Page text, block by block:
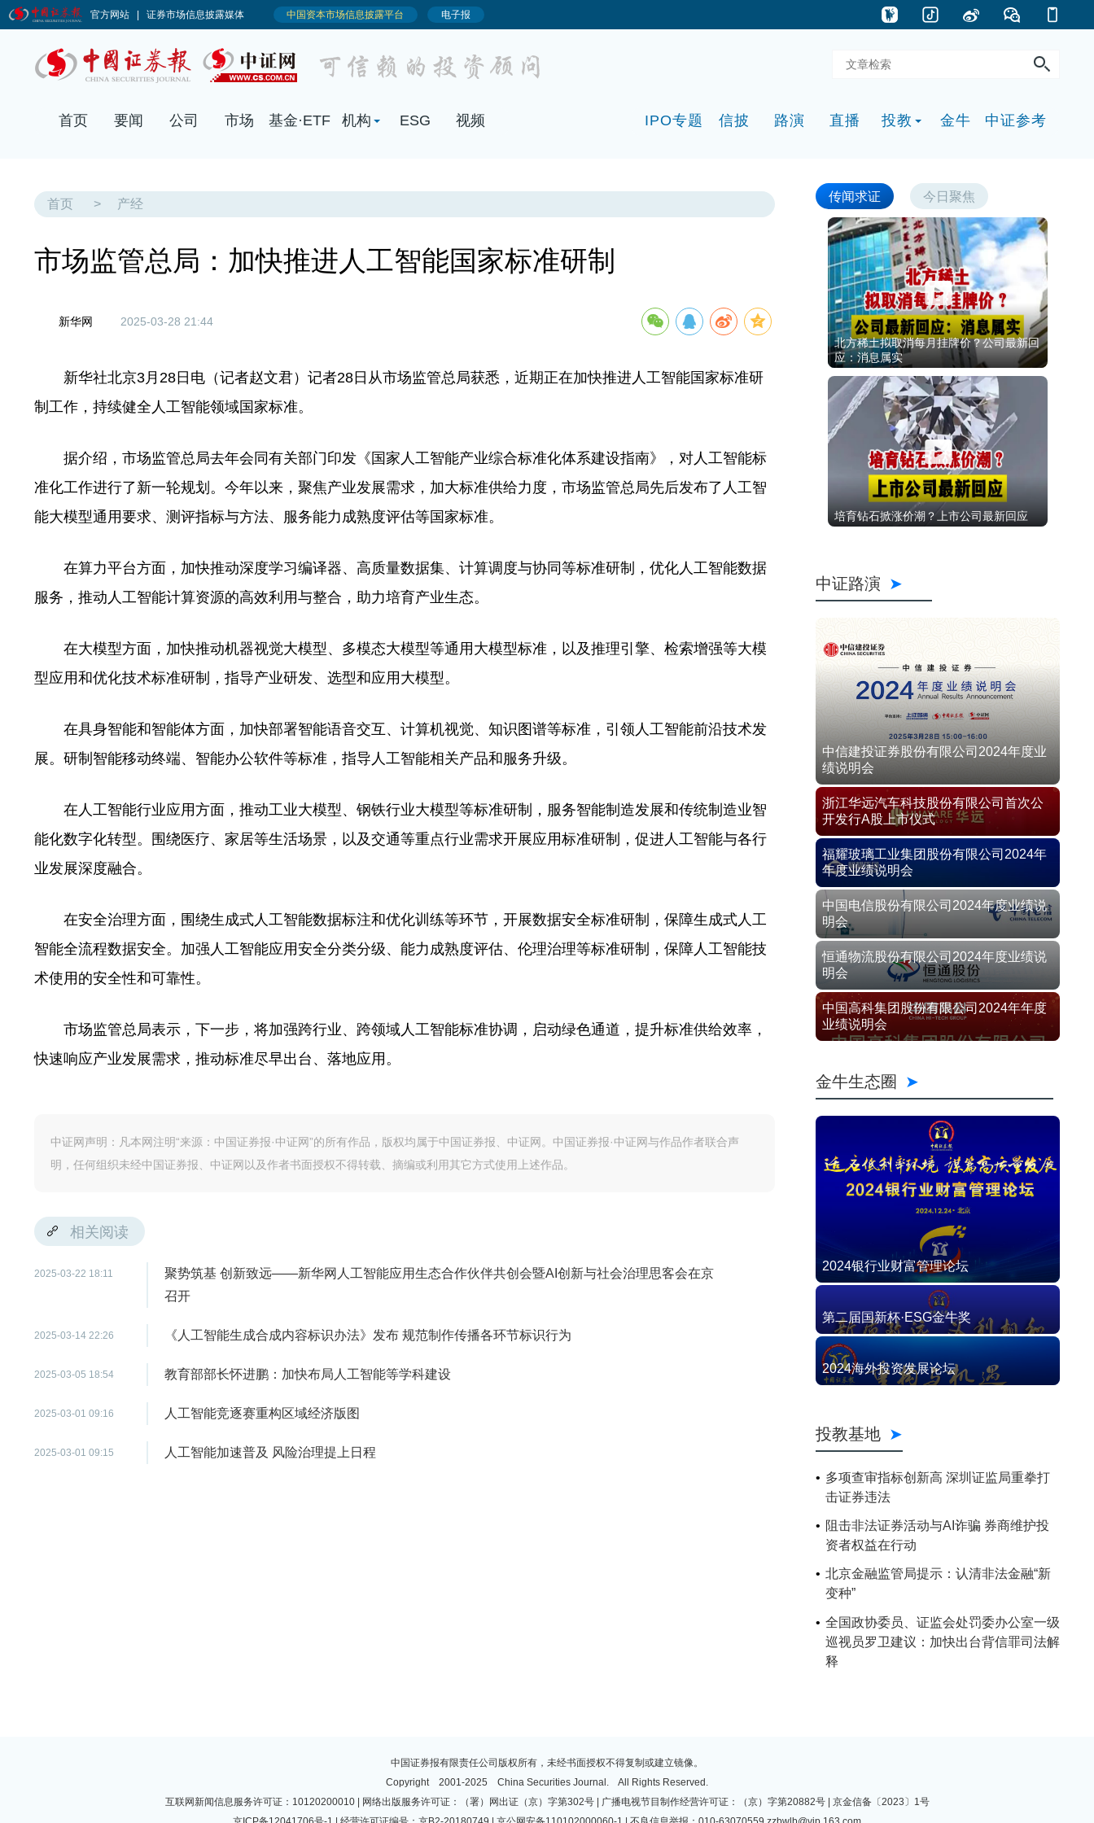
首页 要闻 公司 市场 基金·ETF 机构 ESG 视频 IPO专题 信披 路演 直播 投教 金牛 中证参考
首页 > 产经
市场监管总局：加快推进人工智能国家标准研制
新华网 2025-03-28 21:44
新华社北京3月28日电（记者赵文君）记者28日从市场监管总局获悉，近期正在加快推进人工智能国家标准研
制工作，持续健全人工智能领域国家标准。
据介绍，市场监管总局去年会同有关部门印发《国家人工智能产业综合标准化体系建设指南》，对人工智能标
准化工作进行了新一轮规划。今年以来，聚焦产业发展需求，加大标准供给力度，市场监管总局先后发布了人工智
能大模型通用要求、测评指标与方法、服务能力成熟度评估等国家标准。
在算力平台方面，加快推动深度学习编译器、高质量数据集、计算调度与协同等标准研制，优化人工智能数据
服务，推动人工智能计算资源的高效利用与整合，助力培育产业生态。
在大模型方面，加快推动机器视觉大模型、多模态大模型等通用大模型标准，以及推理引擎、检索增强等大模
型应用和优化技术标准研制，指导产业研发、选型和应用大模型。
在具身智能和智能体方面，加快部署智能语音交互、计算机视觉、知识图谱等标准，引领人工智能前沿技术发
展。研制智能移动终端、智能办公软件等标准，指导人工智能相关产品和服务升级。
在人工智能行业应用方面，推动工业大模型、钢铁行业大模型等标准研制，服务智能制造发展和传统制造业智
能化数字化转型。围绕医疗、家居等生活场景，以及交通等重点行业需求开展应用标准研制，促进人工智能与各行
业发展深度融合。
在安全治理方面，围绕生成式人工智能数据标注和优化训练等环节，开展数据安全标准研制，保障生成式人工
智能全流程数据安全。加强人工智能应用安全分类分级、能力成熟度评估、伦理治理等标准研制，保障人工智能技
术使用的安全性和可靠性。
市场监管总局表示，下一步，将加强跨行业、跨领域人工智能标准协调，启动绿色通道，提升标准供给效率，
快速响应产业发展需求，推动标准尽早出台、落地应用。
中证网声明：凡本网注明“来源：中国证券报·中证网”的所有作品，版权均属于中国证券报、中证网。中国证券报·中证网与作品作者联合声
明，任何组织未经中国证券报、中证网以及作者书面授权不得转载、摘编或利用其它方式使用上述作品。
相关阅读
2025-03-22 18:11
聚势筑基 创新致远——新华网人工智能应用生态合作伙伴共创会暨AI创新与社会治理思客会在京
召开
2025-03-14 22:26 《人工智能生成合成内容标识办法》发布 规范制作传播各环节标识行为
2025-03-05 18:54 教育部部长怀进鹏：加快布局人工智能等学科建设
2025-03-01 09:16 人工智能竞逐赛重构区域经济版图
2025-03-01 09:15 人工智能加速普及 风险治理提上日程
传闻求证 今日聚焦
北方稀土拟取消每月挂牌价？公司最新回
应：消息属实
培育钻石掀涨价潮？上市公司最新回应
中证路演
中信建投证券股份有限公司2024年度业
绩说明会
浙江华远汽车科技股份有限公司首次公
开发行A股上市仪式
福耀玻璃工业集团股份有限公司2024年
年度业绩说明会
中国电信股份有限公司2024年度业绩说
明会
恒通物流股份有限公司2024年度业绩说
明会
中国高科集团股份有限公司2024年年度
业绩说明会
金牛生态圈
2024银行业财富管理论坛
第二届国新杯·ESG金牛奖
2024海外投资发展论坛
投教基地
多项查审指标创新高 深圳证监局重拳打
击证券违法
阻击非法证券活动与AI诈骗 券商维护投
资者权益在行动
北京金融监管局提示：认清非法金融“新
变种”
全国政协委员、证监会处罚委办公室一级
巡视员罗卫建议：加快出台背信罪司法解
释
中国证券报有限责任公司版权所有，未经书面授权不得复制或建立镜像。
Copyright 2001-2025 China Securities Journal. All Rights Reserved.
互联网新闻信息服务许可证：10120200010 | 网络出版服务许可证：（署）网出证（京）字第302号 | 广播电视节目制作经营许可证：（京）字第20882号 | 京金信备〔2023〕1号